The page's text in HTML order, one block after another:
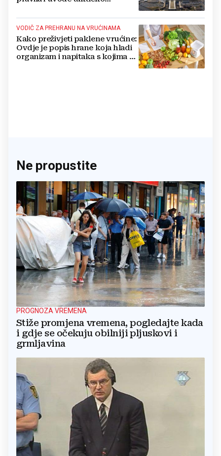
VODIČ ZA PREHRANU NA VRUĆINAMA
Kako preživjeti paklene vrućine:
Ovdje je popis hrane koja hladi
organizam i napitaka s kojima si
Ne propustite
PROGNOZA VREMENA
Stiže promjena vremena, pogledajte kada
i gdje se očekuju obilniji pljuskovi i
grmljavina